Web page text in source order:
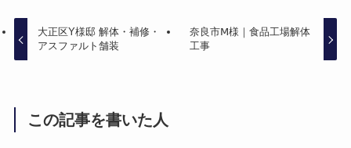
大正区Y様邸 解体・補修・
アスファルト舗装
奈良市Ⅿ様｜食品工場解体
工事
この記事を書いた人